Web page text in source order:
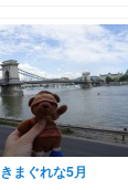
きまぐれな5月